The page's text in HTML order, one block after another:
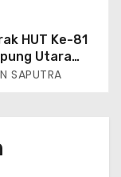
HUT Ke-81
Utara
SAPUTRA